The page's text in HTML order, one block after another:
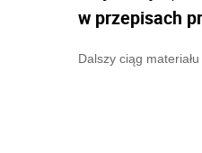
w przepisach
Dalszy ciąg